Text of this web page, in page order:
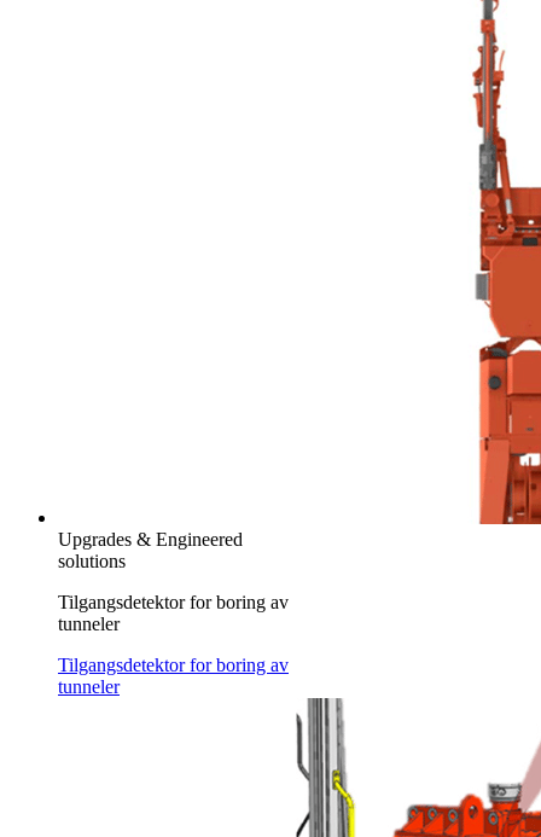
Upgrades & Engineered
solutions
Tilgangsdetektor for boring av
tunneler
Tilgangsdetektor for boring av
tunneler